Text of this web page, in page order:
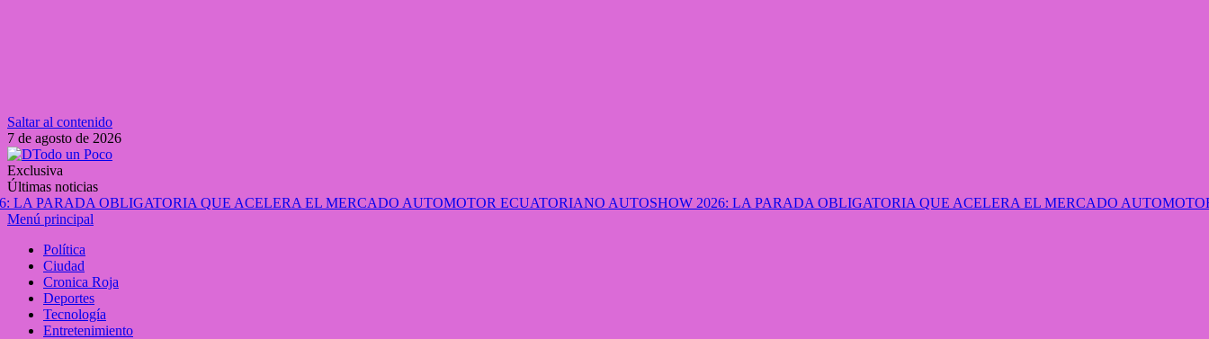
Saltar al contenido
7 de agosto de 2026
Exclusiva
Últimas noticias
AUTOSHOW 2026: LA PARADA OBLIGATORIA QUE ACELERA EL MERCADO AUTOMOTOR
Menú principal
Política
Ciudad
Cronica Roja
Deportes
Tecnología
Entretenimiento